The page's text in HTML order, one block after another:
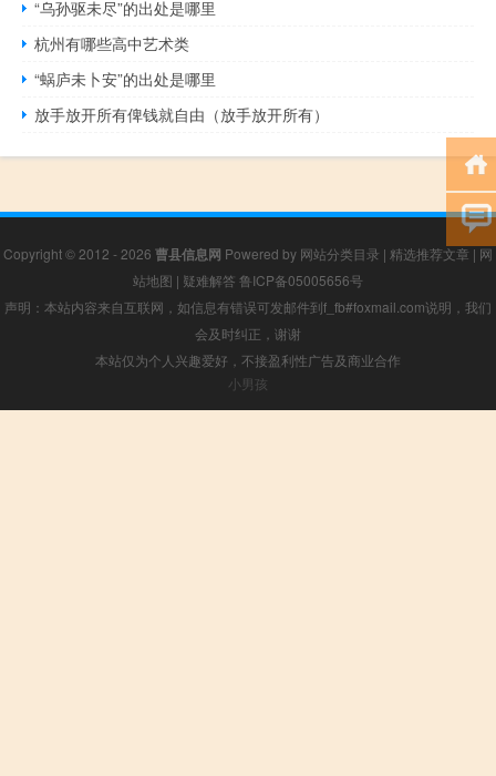
“乌孙驱未尽”的出处是哪里
杭州有哪些高中艺术类
“蜗庐未卜安”的出处是哪里
放手放开所有俾钱就自由（放手放开所有）
Copyright © 2012 - 2026 曹县信息网 Powered by 网站分类目录 | 精选推荐文章 | 网
站地图 | 疑难解答 鲁ICP备05005656号
声明：本站内容来自互联网，如信息有错误可发邮件到f_fb#foxmail.com说明，我们
会及时纠正，谢谢
本站仅为个人兴趣爱好，不接盈利性广告及商业合作
小男孩